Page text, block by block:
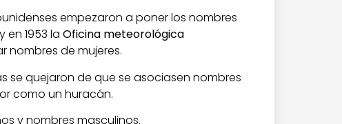
empezaron a poner los nombres
en 1953 la Oficina meteorológica
nombres de mujeres.
se quejaron de que se asociasen nombres
como un huracán.
y nombres masculinos.